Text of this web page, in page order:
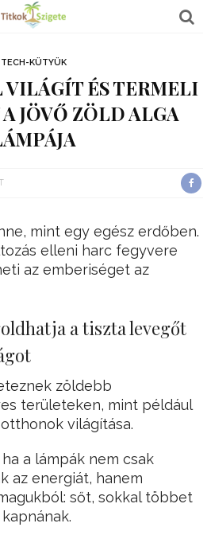
TECH-KÜTYÜK
VILÁGÍT ÉS TERMELI
JÖVŐ ZÖLD ALGA
mint egy egész erdőben.
elleni harc fegyvere
az emberiséget az
a tiszta levegőt
zöldebb
területeken, mint például
világítása.
a lámpák nem csak
az energiát, hanem
sőt, sokkal többet
kapnának.